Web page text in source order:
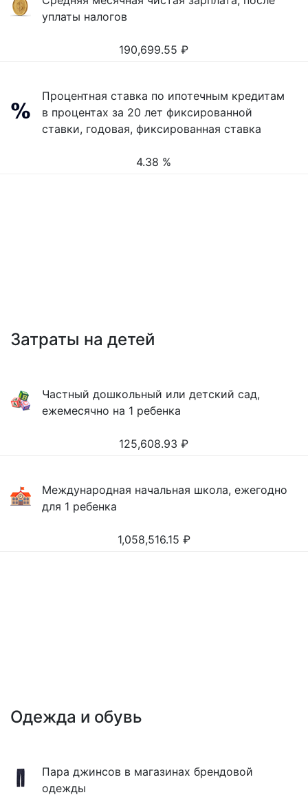
уплаты налогов
190,699.55 ₽
Процентная ставка по ипотечным кредитам
в процентах за 20 лет фиксированной
ставки, годовая, фиксированная ставка
4.38 %
Затраты на детей
Частный дошкольный или детский сад,
ежемесячно на 1 ребенка
125,608.93 ₽
Международная начальная школа, ежегодно
для 1 ребенка
1,058,516.15 ₽
Одежда и обувь
Пара джинсов в магазинах брендовой
одежды